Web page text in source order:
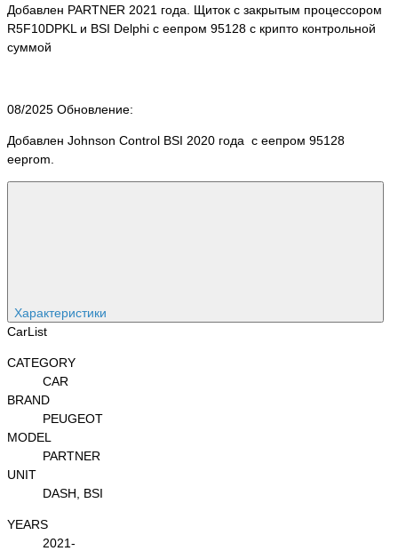
Добавлен PARTNER 2021 года. Щиток с закрытым процессором
R5F10DPKL и BSI Delphi с еепром 95128 с крипто контрольной
суммой
08/2025 Обновление:
Добавлен Johnson Control BSI 2020 года с еепром 95128
eeprom.
Характеристики
CarList
CATEGORY
CAR
BRAND
PEUGEOT
MODEL
PARTNER
UNIT
DASH, BSI
YEARS
2021-